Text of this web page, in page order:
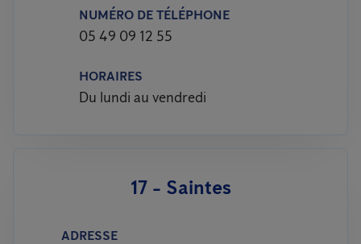
NUMÉRO DE TÉLÉPHONE
05 49 09 12 55
HORAIRES
Du lundi au vendredi
17 - Saintes
ADRESSE